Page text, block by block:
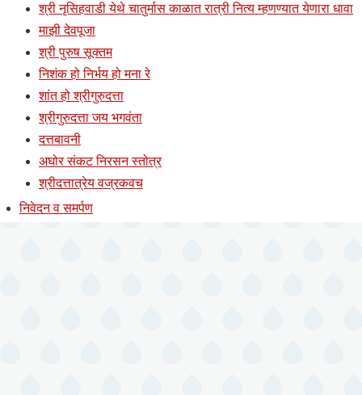
श्री नृसिहवाडी येथे चातुर्मास काळात रात्री नित्य म्हणण्यात येणारा धावा
माझी देवपूजा
श्री पुरुष सूक्तम
निशंक हो निर्भय हो मना रे
शांत हो श्रीगुरुदत्ता
श्रीगुरुदत्ता जय भगवंता
दत्तबावनी
अघोर संकट निरसन स्तोत्र
श्रीदत्तात्रेय वज्रकवच
निवेदन व समर्पण